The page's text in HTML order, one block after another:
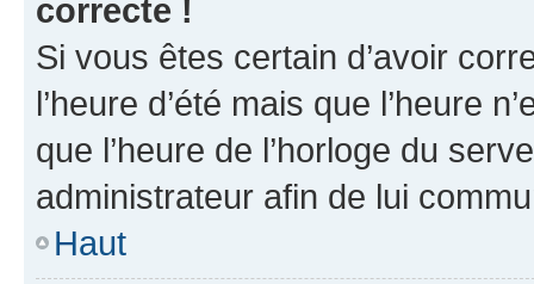
correcte !
Si vous êtes certain d’avoir
l’heure d’été mais que l’heure
que l’heure de l’horloge du
administrateur afin de lui
Haut